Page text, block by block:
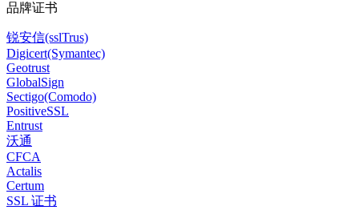
品牌证书
锐安信(sslTrus)
Digicert(Symantec)
Geotrust
GlobalSign
Sectigo(Comodo)
PositiveSSL
Entrust
沃通
CFCA
Actalis
Certum
SSL 证书